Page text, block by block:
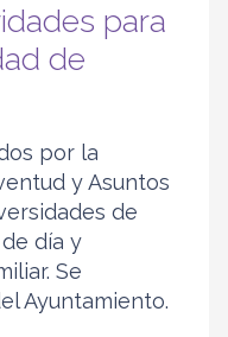
para
de
por la
y Asuntos
de
día y
Se
Ayuntamiento.